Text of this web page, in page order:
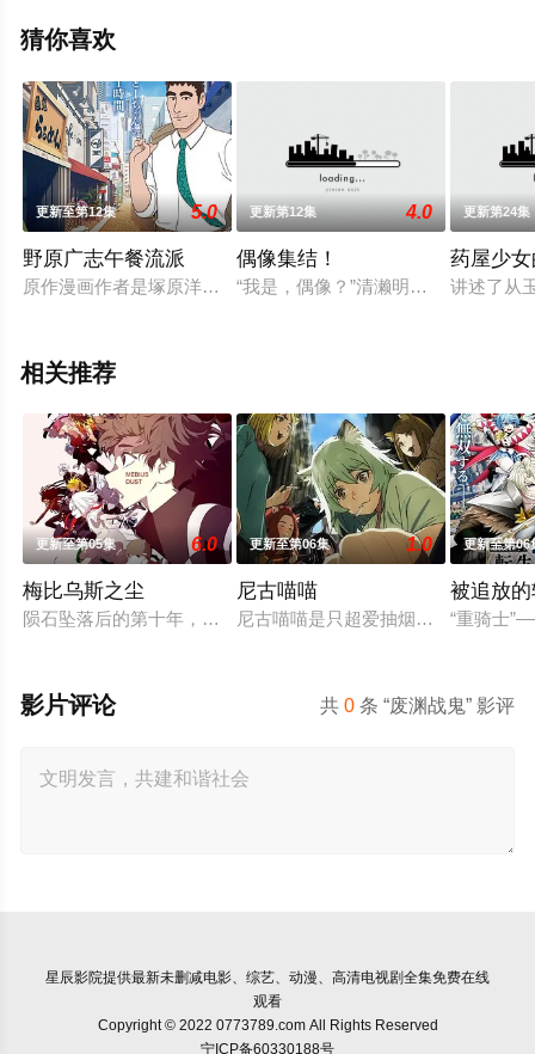
豆瓣动漫、电视猫或剧情网等平台了解。
猜你喜欢
更新至第12集 5.0
野原广志午餐流派
原作漫画作者是塚原洋一，作品讲述了在《蜡笔小新》系列中
更新第12集 4.0
偶像集结！
“我是，偶像？”清濑明良是一位喜欢
更新第24集
药屋少
讲述了从
相关推荐
更新至第05集 6.0
梅比乌斯之尘
陨石坠落后的第十年，由于巨大结晶释放出的神秘粒子“梅比乌
更新至第06集 1.0
尼古喵喵
尼古喵喵是只超爱抽烟的废物兽人！
更新至第06
被追放
“重骑士
共0 条 “废渊战鬼” 影评
影片评论
星辰影院提供最新未删减电影、综艺、动漫、高清电视剧全集免费在线
观看
Copyright © 2022 0773789.com All Rights Reserved
宁ICP备60330188号